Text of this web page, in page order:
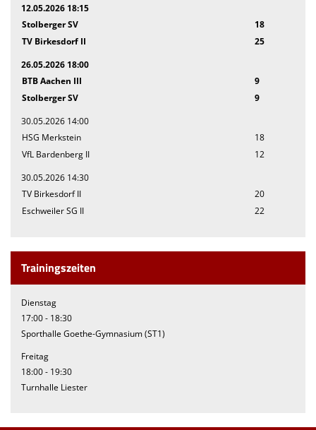
12.05.2026 18:15
Stolberger SV
18
TV Birkesdorf II
25
26.05.2026 18:00
BTB Aachen III
9
Stolberger SV
9
30.05.2026 14:00
HSG Merkstein
18
VfL Bardenberg II
12
30.05.2026 14:30
TV Birkesdorf II
20
Eschweiler SG II
22
Trainingszeiten
Dienstag
17:00 - 18:30
Sporthalle Goethe-Gymnasium (ST1)
Freitag
18:00 - 19:30
Turnhalle Liester